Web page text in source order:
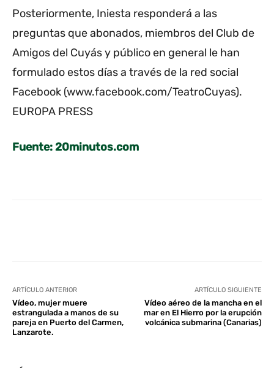
Posteriormente, Iniesta responderá a las
preguntas que abonados, miembros del Club de
Amigos del Cuyás y público en general le han
formulado estos días a través de la red social
Facebook (www.facebook.com/TeatroCuyas).
EUROPA PRESS
Fuente: 20minutos.com
ARTÍCULO ANTERIOR
Vídeo, mujer muere
estrangulada a manos de su
pareja en Puerto del Carmen,
Lanzarote.
ARTÍCULO SIGUIENTE
Vídeo aéreo de la mancha en el
mar en El Hierro por la erupción
volcánica submarina (Canarias)